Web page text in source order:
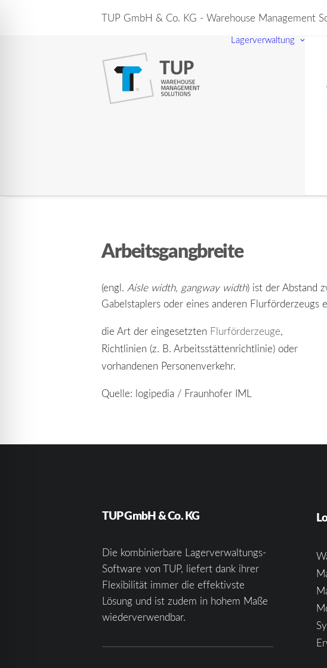
TUP GmbH & Co. KG - Warehouse Management
Lagerverwaltung
Arbeitsgangbreite
(engl.Aisle width, gangway width) ist der Abstand
Gabelstaplers oder eines anderen
die Art der eingesetzten Flurförderzeuge,
Richtlinien (z. B. Arbeitsstättenrichtlinie) oder
vorhandenen Personenverkehr.
Quelle: logipedia / Fraunhofer IML
TUP GmbH & Co. KG
Die kombinierbare Lagerverwaltungs-
Software von TUP, liefert dank ihrer
Flexibilität immer die effektivste
Lösung und ist zudem in hohem Maße
wiederverwendbar.